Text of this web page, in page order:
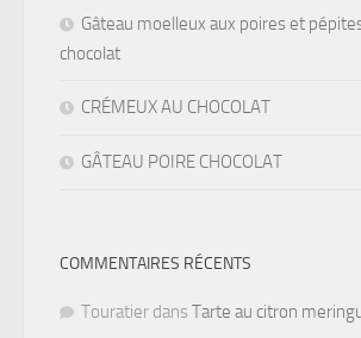
Gâteau moelleux aux poires et
chocolat
CRÉMEUX AU CHOCOLAT
GÂTEAU POIRE CHOCOLAT
COMMENTAIRES RÉCENTS
Touratier dans Tarte au citron